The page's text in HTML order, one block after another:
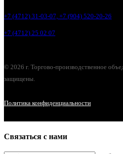
+7 (4712) 31-03-07, +7 (904) 520-20-26
+7 (4712) 25 02 07
© 2026 г. Торгово-производственное
защищены.
Политика конфиденциальности
Связаться с нами